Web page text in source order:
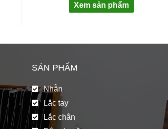
Xem sản phẩm
SẢN PHẨM
Nhẫn
Lắc tay
Lắc chân